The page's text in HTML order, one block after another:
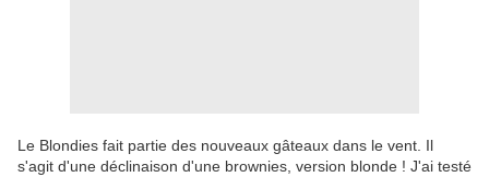
Le Blondies fait partie des nouveaux gâteaux dans le vent. Il
s'agit d'une déclinaison d'une brownies, version blonde ! J'ai testé